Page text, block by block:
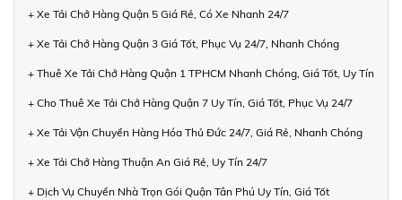
+ Xe Tải Chở Hàng Quận 5 Giá Rẻ, Có Xe Nhanh 24/7
+ Xe Tải Chở Hàng Quận 3 Giá Tốt, Phục Vụ 24/7, Nhanh Chóng
+ Thuê Xe Tải Chở Hàng Quận 1 TPHCM Nhanh Chóng, Giá Tốt, Uy Tín
+ Cho Thuê Xe Tải Chở Hàng Quận 7 Uy Tín, Giá Tốt, Phục Vụ 24/7
+ Xe Tải Vận Chuyển Hàng Hóa Thủ Đức 24/7, Giá Rẻ, Nhanh Chóng
+ Xe Tải Chở Hàng Thuận An Giá Rẻ, Uy Tín 24/7
+ Dịch Vụ Chuyển Nhà Trọn Gói Quận Tân Phú Uy Tín, Giá Tốt